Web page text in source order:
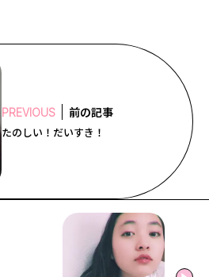
PREVIOUS 前の記事
たのしい！だいすき！